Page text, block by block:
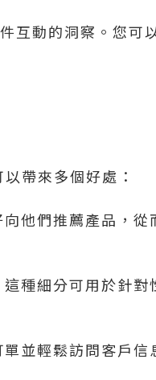
互動的洞察。您可
帶來多個好處：
他們推薦產品，從
種細分可用於針對
並輕鬆訪問客戶信